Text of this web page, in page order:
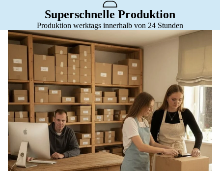
Superschnelle Produktion
Produktion werktags innerhalb von 24 Stunden